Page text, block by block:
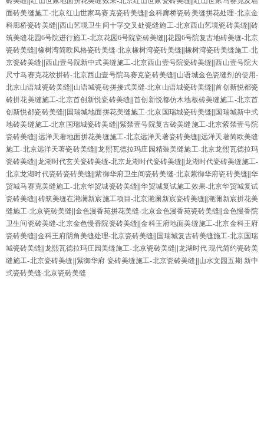
面砖美缝施工-北京红山世家马赛克瓷砖美缝 金科廊桥瓷砖美缝拼花处理-北京金
科廊桥瓷砖美缝 西山艺境卫生间十字交叉处瓷缝施工-北京西山艺境瓷砖美缝 砖
筑美缝花园6号院进行施工-北京花园6号院瓷砖美缝 花园6号院复古地砖美缝-北京
瓷砖美缝 橡树湾简欧风格瓷砖美缝-北京橡树湾瓷砖美缝 橡树湾瓷砖美缝施工-北
京瓷砖美缝 西山壹号院新中式美缝施工-北京西山壹号院瓷砖美缝 ||西山壹号院大
尺寸马赛克花纹拼砖-北京西山壹号院马赛克瓷砖美缝 山语城金色瓷缝剂的使用-
北京山语城瓷砖美缝 山语城瓷砖拼接式美缝-北京山语城瓷砖美缝 ||首创新悦都瓷
砖拼花美缝施工-北京首创新悦瓷砖美缝 首创新悦都仿木地板砖美缝施工-北京首
创新悦都瓷砖美缝
国瑞城地面拼花美缝施工-北京国瑞城瓷砖美缝
国瑞城新中式
地砖美缝施工-北京国瑞城瓷砖美缝 紫禁壹号院复古砖美缝施工-北京紫禁壹号院
瓷砖美缝 远洋天著地面拼花美缝施工-北京远洋天著瓷砖美缝 ||远洋天著简欧美缝
施工-北京远洋天著瓷砖美缝 ||龙熙瓦德拉玛庄园精装美缝施工-北京龙熙瓦德拉玛
瓷砖美缝 龙湖时代玄关瓷砖美缝-北京龙湖时代瓷砖美缝 龙湖时代瓷砖美缝施工-
北京龙湖时代瓷砖瓷砖美缝 ||紫御华府卫生间瓷砖美缝-北京紫御华府瓷砖美缝 华
贸城马赛克美缝施工-北京华贸城瓷砖美缝 ||华贸城复试施工效果-北京华贸城复试
瓷砖美缝 砖筑美缝在滟澜新宸施工项目-北京滟澜新宸瓷砖美缝 ||滟澜新宸拼花美
缝施工-北京瓷砖美缝 金色漫香苑拼花美缝-北京金色漫香苑瓷砖美缝 金色慢香院
卫生间瓷砖美缝-北京金色慢香院瓷砖美缝 ||金科王府地面美缝施工-北京金科王府
瓷砖美缝 金科王府阴角美缝处理-北京瓷砖美缝
国瑞城复古砖美缝施工-北京国瑞
城瓷砖美缝 ||龙熙瓦德拉玛庄园美缝施工-北京瓷砖美缝 龙湖时代 现代简约瓷砖美
缝施工-北京瓷砖美缝 紫御华府 瓷砖美缝施工-北京瓷砖美缝
山水文园五期 新中
式瓷砖美缝-北京瓷砖美缝